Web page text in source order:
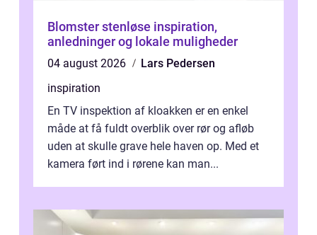
Blomster stenløse inspiration,
anledninger og lokale muligheder
04 august 2026
Lars Pedersen
inspiration
En TV inspektion af kloakken er en enkel
måde at få fuldt overblik over rør og afløb
uden at skulle grave hele haven op. Med et
kamera ført ind i rørene kan man...